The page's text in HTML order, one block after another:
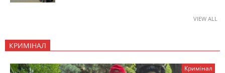
VIEW ALL
КРИМІНАЛ
Кримінал